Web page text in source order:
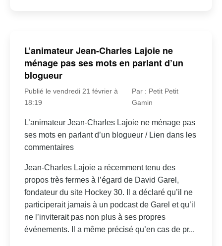
L’animateur Jean-Charles Lajoie ne
ménage pas ses mots en parlant d’un
blogueur
Publié le vendredi 21 février à
18:19
Par : Petit Petit
Gamin
L’animateur Jean-Charles Lajoie ne ménage pas
ses mots en parlant d’un blogueur / Lien dans les
commentaires
Jean-Charles Lajoie a récemment tenu des
propos très fermes à l’égard de David Garel,
fondateur du site Hockey 30. Il a déclaré qu’il ne
participerait jamais à un podcast de Garel et qu’il
ne l’inviterait pas non plus à ses propres
événements. Il a même précisé qu’en cas de pr...